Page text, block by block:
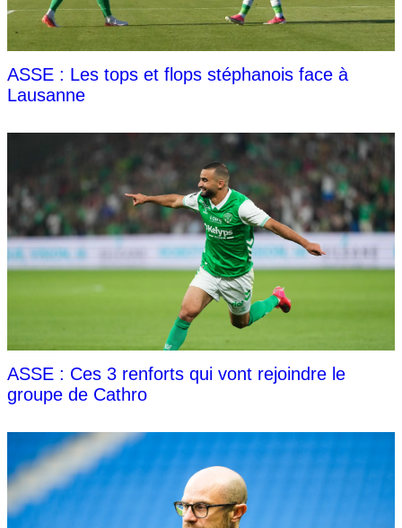
ASSE : Les tops et flops stéphanois face à
Lausanne
ASSE : Ces 3 renforts qui vont rejoindre le
groupe de Cathro